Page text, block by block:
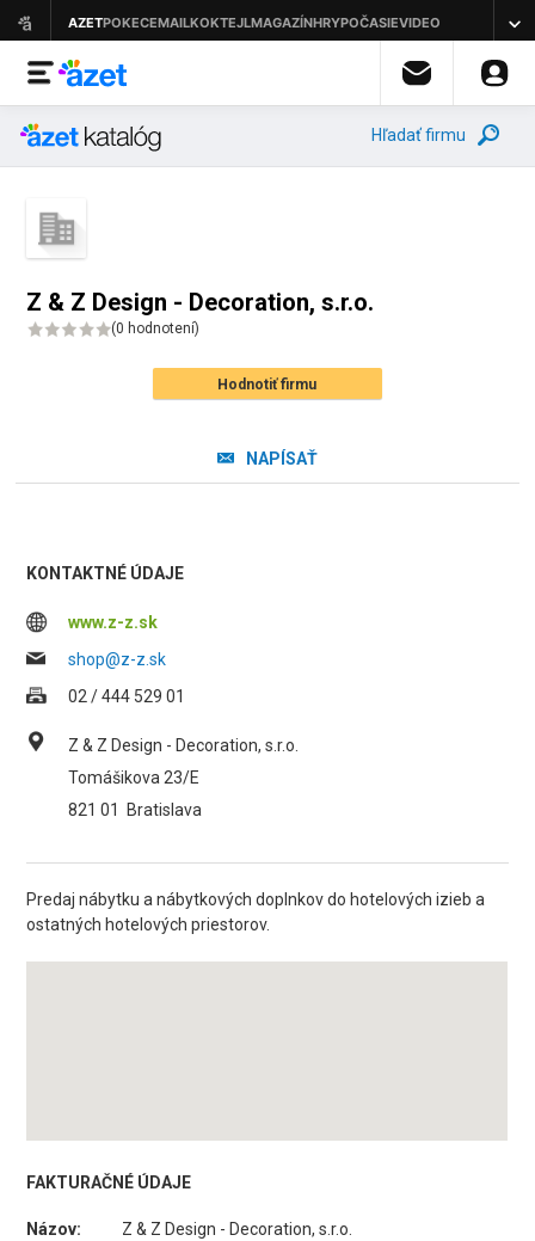
Hľadať firmu
Z & Z Design - Decoration, s.r.o.
(0 hodnotení)
Hodnotiť firmu
NAPÍSAŤ
KONTAKTNÉ ÚDAJE
www.z-z.sk
shop@z-z.sk
02 / 444 529 01
Z & Z Design - Decoration, s.r.o.
Tomášikova 23/E
821 01
Bratislava
Predaj nábytku a nábytkových doplnkov do hotelových izieb a
ostatných hotelových priestorov.
FAKTURAČNÉ ÚDAJE
Názov:
Z & Z Design - Decoration, s.r.o.